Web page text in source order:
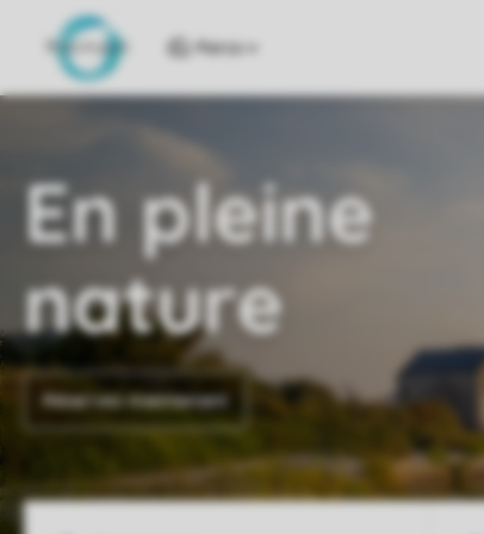
Parcs
En pleine
nature
Réservez maintenant